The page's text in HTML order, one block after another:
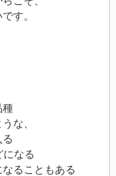
す。
種
な、
になる
ることもある